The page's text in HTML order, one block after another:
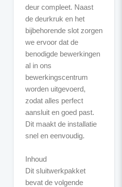
deur compleet. Naast
de deurkruk en het
bijbehorende slot zorgen
we ervoor dat de
benodigde bewerkingen
al in ons
bewerkingscentrum
worden uitgevoerd,
zodat alles perfect
aansluit en goed past.
Dit maakt de installatie
snel en eenvoudig.
Inhoud
Dit sluitwerkpakket
bevat de volgende